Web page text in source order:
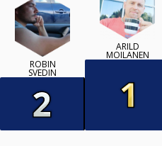
ROBIN
SVEDIN
ARILD
MOILANEN